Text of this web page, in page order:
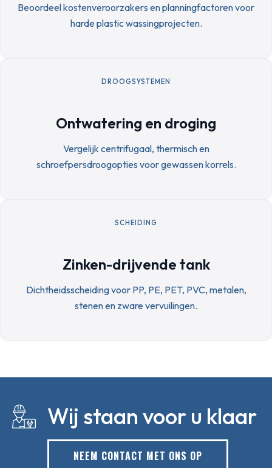
Beoordeel kostenveroorzakers en planningfactoren voor
harde plastic wassingprojecten.
DROOGSYSTEMEN
Ontwatering en droging
Vergelijk centrifugaal, thermisch en
schroefpersdroogopties voor gewassen korrels.
SCHEIDING
Zinken-drijvende tank
Dichtheidsscheiding voor PP, PE, PET, PVC, metalen,
stenen en zware vervuilingen.
Wij staan voor u klaar
NEEM CONTACT MET ONS OP